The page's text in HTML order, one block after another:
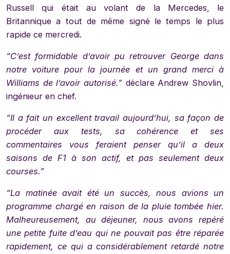
Russell qui était au volant de la Mercedes, le
Britannique a tout de même signé le temps le plus
rapide ce mercredi.
“C’est formidable d’avoir pu retrouver George dans
notre voiture pour la journée et un grand merci à
Williams de l’avoir autorisé.” déclare Andrew Shovlin,
ingénieur en chef.
“Il a fait un excellent travail aujourd’hui, sa façon de
procéder aux tests, sa cohérence et ses
commentaires vous feraient penser qu’il a deux
saisons de F1 à son actif, et pas seulement deux
courses.”
“La matinée avait été un succès, nous avions un
programme chargé en raison de la pluie tombée hier.
Malheureusement, au déjeuner, nous avons repéré
une petite fuite d’eau qui ne pouvait pas être réparée
rapidement, ce qui a considérablement retardé notre